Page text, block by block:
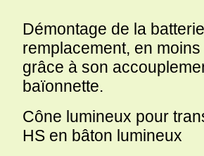
Démontage de la
remplacement, en
grâce à son
baïonnette.
Cône lumineux pour
HS en bâton lumineux